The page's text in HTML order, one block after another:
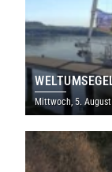
Mittwoch, 5.